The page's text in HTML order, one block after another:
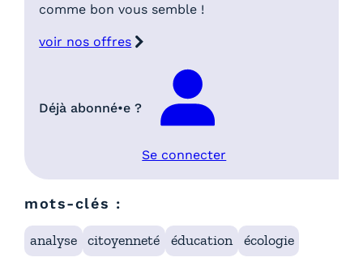
comme bon vous semble !
voir nos offres
Déjà abonné•e ?
Se connecter
mots-clés :
analyse citoyenneté éducation écologie